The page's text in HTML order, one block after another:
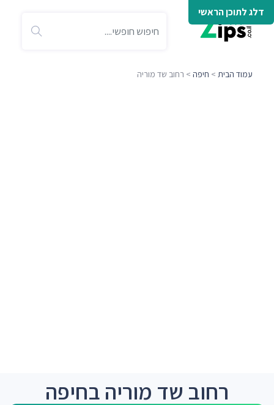
דלג לתוכן הראשי
עמוד הבית > חיפה > רחוב שד מוריה
רחוב שד מוריה בחיפה